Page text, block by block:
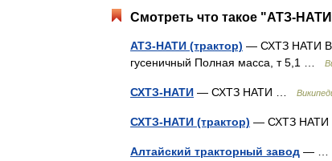
Смотреть что такое "АТЗ-
АТЗ-НАТИ (трактор) — СХТЗ НАТИ
гусеничный Полная масса, т 5,1 …
СХТЗ-НАТИ — СХТЗ НАТИ …
СХТЗ-НАТИ (трактор) — СХТЗ
Алтайский тракторный завод — …